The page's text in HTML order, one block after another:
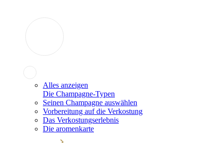
Alles anzeigen
Die Champagne-Typen
Seinen Champagne auswählen
Vorbereitung auf die Verkostung
Das Verkostungserlebnis
Die aromenkarte